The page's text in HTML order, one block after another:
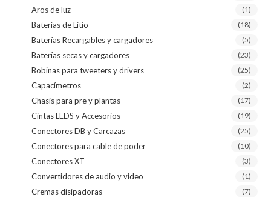
Aros de luz (1)
Baterías de Litio (18)
Baterías Recargables y cargadores (5)
Baterías secas y cargadores (23)
Bobinas para tweeters y drivers (25)
Capacímetros (2)
Chasis para pre y plantas (17)
Cintas LEDS y Accesorios (19)
Conectores DB y Carcazas (25)
Conectores para cable de poder (10)
Conectores XT (3)
Convertidores de audio y video (1)
Cremas disipadoras (7)